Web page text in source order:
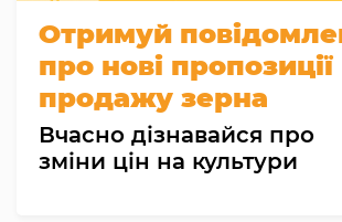
Отримуй
про нові пропозиції
продажу зерна
Вчасно дізнавайся про
зміни цін на культури